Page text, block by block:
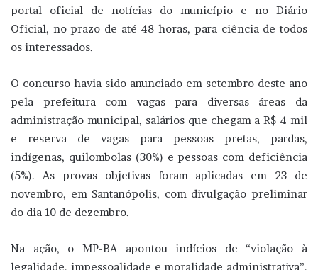
portal oficial de notícias do município e no Diário
Oficial, no prazo de até 48 horas, para ciência de todos
os interessados.
O concurso havia sido anunciado em setembro deste ano
pela prefeitura com vagas para diversas áreas da
administração municipal, salários que chegam a R$ 4 mil
e reserva de vagas para pessoas pretas, pardas,
indígenas, quilombolas (30%) e pessoas com deficiência
(5%). As provas objetivas foram aplicadas em 23 de
novembro, em Santanópolis, com divulgação preliminar
do dia 10 de dezembro.
Na ação, o MP-BA apontou indícios de “violação à
legalidade, impessoalidade e moralidade administrativa”,